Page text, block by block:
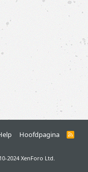
Hoofdpagina
R
2024 XenForo Ltd.